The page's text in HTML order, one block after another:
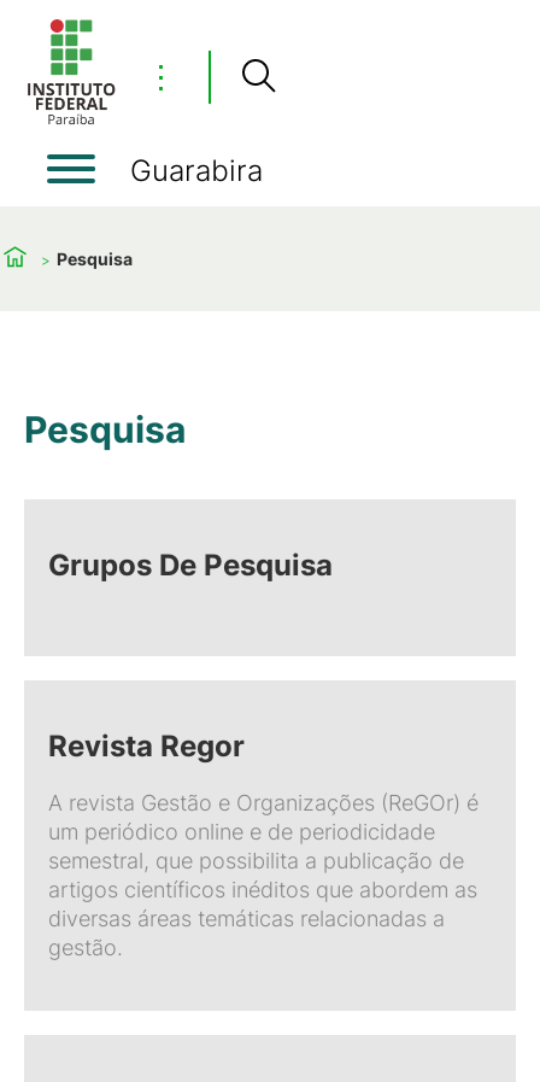
⋮
Guarabira
Pesquisa
Pesquisa
Grupos De Pesquisa
Revista Regor
A revista Gestão e Organizações (ReGOr) é
um periódico online e de periodicidade
semestral, que possibilita a publicação de
artigos científicos inéditos que abordem as
diversas áreas temáticas relacionadas a
gestão.